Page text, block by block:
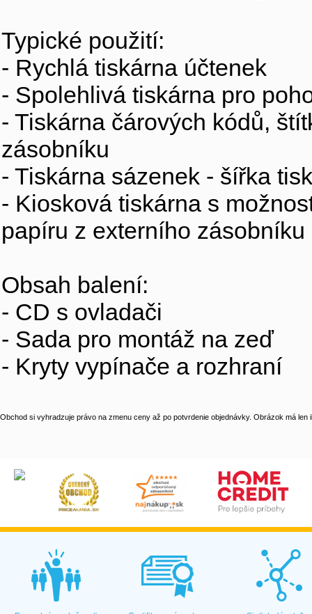
Typické použití:
- Rychlá tiskárna účtenek
- Spolehlivá tiskárna pro
- Tiskárna čárových kódů,
zásobníku
- Tiskárna sázenek - šířka
- Kiosková tiskárna s
papíru z externího zásobníku
Obsah balení:
- CD s ovladači
- Sada pro montáž na zeď
- Kryty vypínače a rozhraní
Obchod si vyhradzuje právo na zmenu ceny až po potvrdenie objednávky. Obrázok má len